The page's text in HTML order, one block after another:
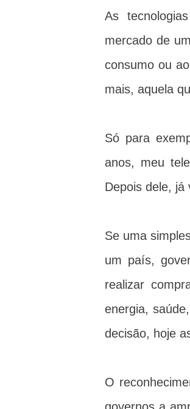
As
mercado de
consumo ou
mais, aquela
Só para
anos, meu
Depois dele, já
Se uma
um país,
realizar
energia,
decisão, hoje
O